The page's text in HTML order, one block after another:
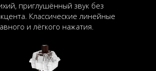
приглушённый звук без
Классические линейные
и лёгкого нажатия.